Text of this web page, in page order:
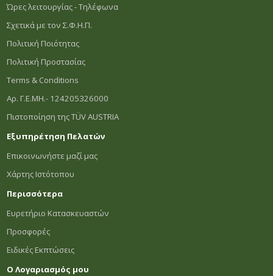
Ώρες λειτουργίας - Τηλέφωνα
Σχετικά με τον Σ.Φ.Η.Π.
Πολιτική Ποιότητας
Πολιτική Προστασίας
Terms & Conditions
Αρ. Γ.Ε.ΜΗ.- 124205326000
Πιστοποίηση της TÜV AUSTRIA
Εξυπηρέτηση Πελατών
Επικοινωνήστε μαζί μας
Χάρτης Ιστότοπου
Περισσότερα
Ευρετήριο Κατασκευαστών
Προσφορές
Ειδικές Εκπτώσεις
Ο Λογαριασμός μου